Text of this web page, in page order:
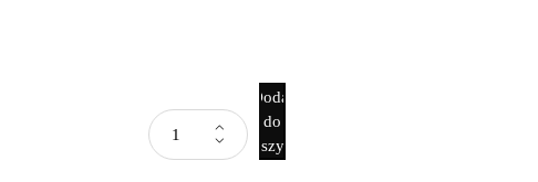
Dodaj
do
koszyka